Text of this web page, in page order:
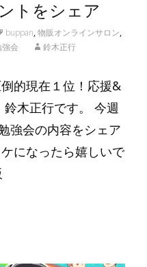
トをシェア
buppan,物販オンラインサロン,
会 鈴木正行
的現在１位！応援&
木正行です。 今週
強会の内容をシェア
になったら嬉しいで